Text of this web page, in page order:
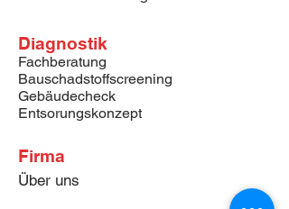
Diagnostik
Fachberatung
Bauschadstoffscreening
Gebäudecheck
Entsorungskonzept
Firma
Über uns